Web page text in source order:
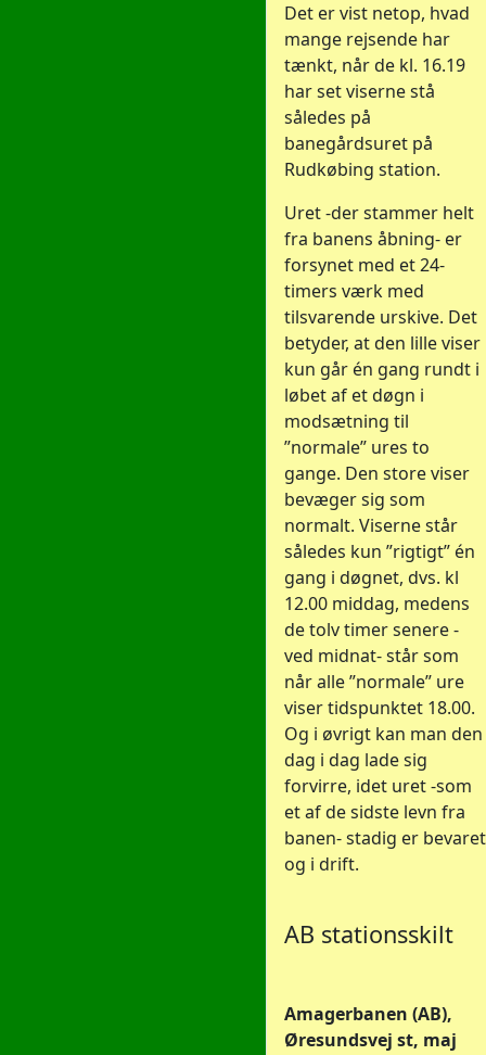
Det er vist netop, hvad
mange rejsende har
tænkt, når de kl. 16.19
har set viserne stå
således på
banegårdsuret på
Rudkøbing station.
Uret -der stammer helt
fra banens åbning- er
forsynet med et 24-
timers værk med
tilsvarende urskive. Det
betyder, at den lille viser
kun går én gang rundt i
løbet af et døgn i
modsætning til
”normale” ures to
gange. Den store viser
bevæger sig som
normalt. Viserne står
således kun ”rigtigt” én
gang i døgnet, dvs. kl
12.00 middag, medens
de tolv timer senere -
ved midnat- står som
når alle ”normale” ure
viser tidspunktet 18.00.
Og i øvrigt kan man den
dag i dag lade sig
forvirre, idet uret -som
et af de sidste levn fra
banen- stadig er bevaret
og i drift.
AB stationsskilt
Amagerbanen (AB),
Øresundsvej st, maj